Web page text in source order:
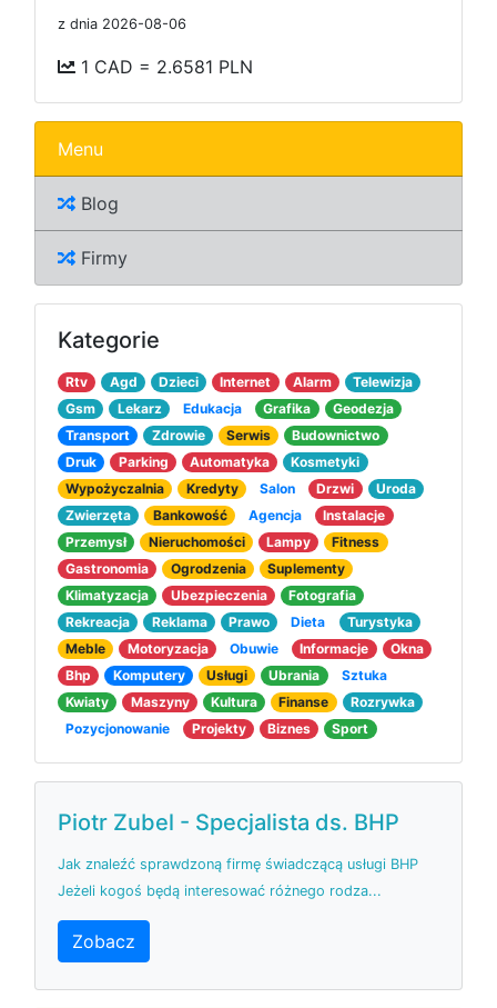
z dnia 2026-08-06
1 CAD = 2.6581 PLN
Menu
Blog
Firmy
Kategorie
Rtv Agd Dzieci Internet Alarm
Telewizja
Gsm
Lekarz Edukacja Grafika
Geodezja
Transport
Zdrowie Serwis
Budownictwo
Druk
Parking Automatyka
Kosmetyki
Wypożyczalnia
Kredyty Salon Drzwi
Uroda
Zwierzęta
Bankowość Agencja
Instalacje
Przemysł
Nieruchomości Lampy
Fitness
Gastronomia
Ogrodzenia
Suplementy
Klimatyzacja
Ubezpieczenia
Fotografia
Rekreacja
Reklama Prawo Dieta
Turystyka
Meble
Motoryzacja Obuwie Informacje
Okna
Bhp
Komputery Usługi Ubrania
Sztuka
Kwiaty
Maszyny Kultura Finanse
Rozrywka
Pozycjonowanie
Projekty Biznes Sport
Piotr Zubel - Specjalista ds. BHP
Jak znaleźć sprawdzoną firmę świadczącą usługi BHP
Jeżeli kogoś będą interesować różnego rodza...
Zobacz